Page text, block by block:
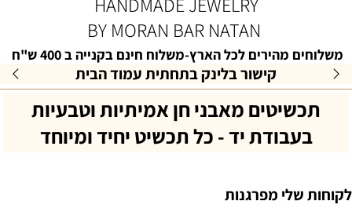
משלוחים מהירים לכל הארץ-משלוח חינם בקנייה ב 400 ש"ח
15% הנחה למצטרפות למועדון הלקוחות
תכשיטים מאבני חן אמיתיות וטבעיות
בעבודת יד - כל תכשיט יחיד ומיוחד
לקוחות שלי מפרגנות